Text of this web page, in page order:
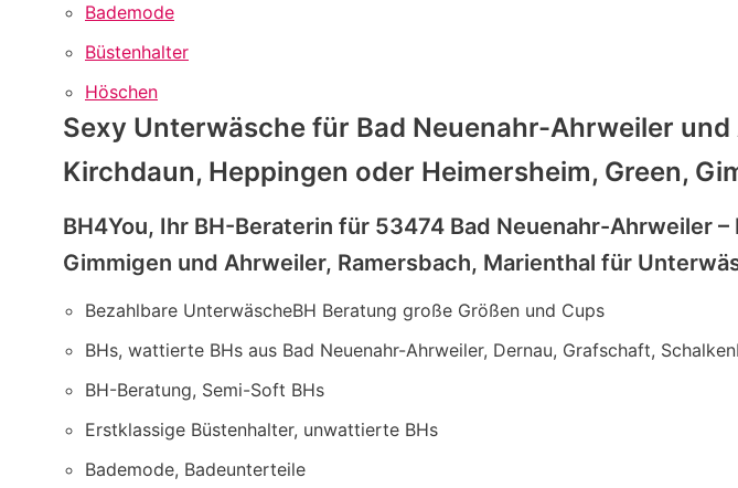
Bademode
Büstenhalter
Höschen
Sexy Unterwäsche für Bad Neuenahr-Ahrweiler
Kirchdaun, Heppingen oder Heimersheim, Green,
BH4You, Ihr BH-Beraterin für 53474 Bad Neuenahr-Ahrweiler
Gimmigen und Ahrweiler, Ramersbach, Marienthal für
Bezahlbare UnterwäscheBH Beratung große Größen und Cups
BHs, wattierte BHs aus Bad Neuenahr-Ahrweiler, Dernau, Grafschaft,
BH-Beratung, Semi-Soft BHs
Erstklassige Büstenhalter, unwattierte BHs
Bademode, Badeunterteile